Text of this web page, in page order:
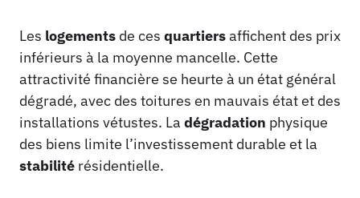
Les logements de ces quartiersaffichent des prix
inférieurs à la moyenne mancelle. Cette
attractivité financière se heurte à un état général
dégradé, avec des toitures en mauvais état et des
installations vétustes. La dégradation physique
des biens limite l’investissement durable et la
stabilité résidentielle.